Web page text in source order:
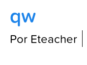
qw
Por Eteacher